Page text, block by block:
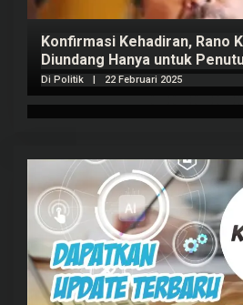
Konfirmasi Kehadiran, Rano
Diundang Hanya untuk
Di Politik 22 Februari 2025